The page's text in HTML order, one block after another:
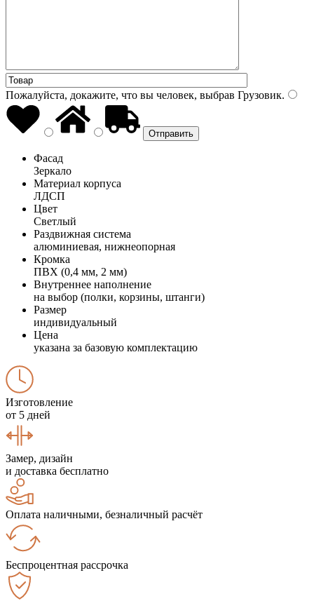
Пожалуйста, докажите, что вы человек, выбрав Грузовик.
Фасад
Зеркало
Материал корпуса
ЛДСП
Цвет
Светлый
Раздвижная система
алюминиевая, нижнеопорная
Кромка
ПВХ (0,4 мм, 2 мм)
Внутреннее наполнение
на выбор (полки, корзины, штанги)
Размер
индивидуальный
Цена
указана за базовую комплектацию
Изготовление
от 5 дней
Замер, дизайн
и доставка бесплатно
Оплата наличными, безналичный расчёт
Беспроцентная рассрочка